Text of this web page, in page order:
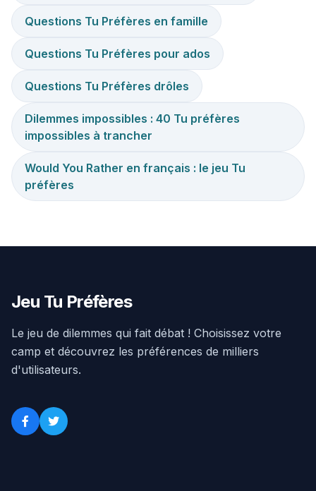
Questions Tu Préfères en famille
Questions Tu Préfères pour ados
Questions Tu Préfères drôles
Dilemmes impossibles : 40 Tu préfères
impossibles à trancher
Would You Rather en français : le jeu Tu
préfères
Jeu Tu Préfères
Le jeu de dilemmes qui fait débat ! Choisissez votre
camp et découvrez les préférences de milliers
d'utilisateurs.